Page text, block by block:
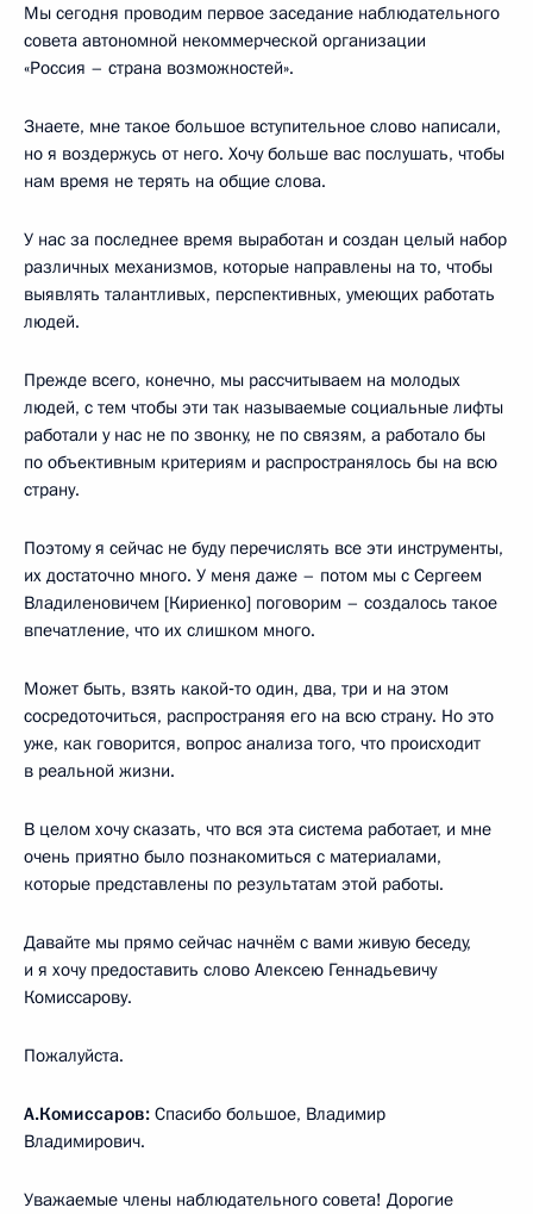
Мы сегодня проводим первое заседание наблюдательного
совета автономной некоммерческой организации
«Россия – страна возможностей».
Знаете, мне такое большое вступительное слово написали,
но я воздержусь от него. Хочу больше вас послушать, чтобы
нам время не терять на общие слова.
У нас за последнее время выработан и создан целый набор
различных механизмов, которые направлены на то, чтобы
выявлять талантливых, перспективных, умеющих работать
людей.
Прежде всего, конечно, мы рассчитываем на молодых
людей, с тем чтобы эти так называемые социальные лифты
работали у нас не по звонку, не по связям, а работало бы
по объективным критериям и распространялось бы на всю
страну.
Поэтому я сейчас не буду перечислять все эти инструменты,
их достаточно много. У меня даже – потом мы с Сергеем
Владиленовичем [Кириенко] поговорим – создалось такое
впечатление, что их слишком много.
Может быть, взять какой‑то один, два, три и на этом
сосредоточиться, распространяя его на всю страну. Но это
уже, как говорится, вопрос анализа того, что происходит
в реальной жизни.
В целом хочу сказать, что вся эта система работает, и мне
очень приятно было познакомиться с материалами,
которые представлены по результатам этой работы.
Давайте мы прямо сейчас начнём с вами живую беседу,
и я хочу предоставить слово Алексею Геннадьевичу
Комиссарову.
Пожалуйста.
А.Комиссаров: Спасибо большое, Владимир
Владимирович.
Уважаемые члены наблюдательного совета! Дорогие